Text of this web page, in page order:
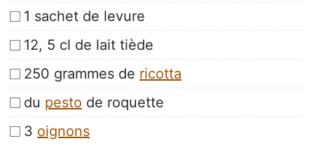
1 sachet de levure
12, 5 cl de lait tiède
250 grammes de ricotta
du pesto de roquette
3 oignons